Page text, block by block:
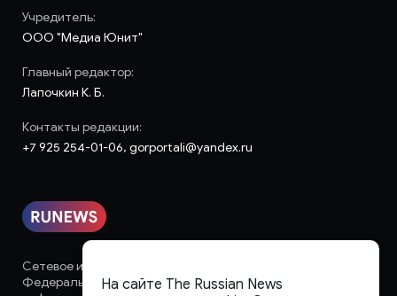
Сетевое издание «runews» (18+) зарегистрировано в
Федеральной службе по надзору в сфере связи,
Учредитель:
ООО "Медиа Юнит"
Главный редактор:
Лапочкин К. Б.
Контакты редакции:
+7 925 254-01-06, gorportali@yandex.ru
На сайте The Russian News